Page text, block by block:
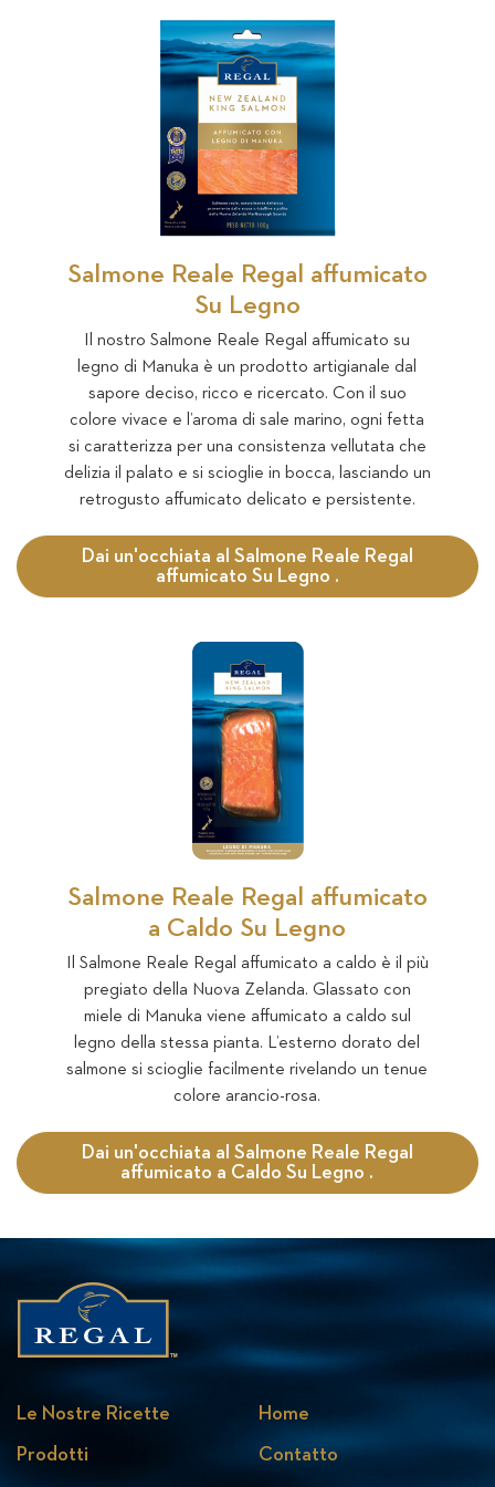
Salmone Reale Regal affumicato
Su Legno
Il nostro Salmone Reale Regal affumicato su
legno di Manuka è un prodotto artigianale dal
sapore deciso, ricco e ricercato. Con il suo
colore vivace e l’aroma di sale marino, ogni fetta
si caratterizza per una consistenza vellutata che
delizia il palato e si scioglie in bocca, lasciando un
retrogusto affumicato delicato e persistente.
Dai un'occhiata al Salmone Reale Regal
affumicato Su Legno .
Salmone Reale Regal affumicato
a Caldo Su Legno
Il Salmone Reale Regal affumicato a caldo è il più
pregiato della Nuova Zelanda. Glassato con
miele di Manuka viene affumicato a caldo sul
legno della stessa pianta. L’esterno dorato del
salmone si scioglie facilmente rivelando un tenue
colore arancio-rosa.
Dai un'occhiata al Salmone Reale Regal
affumicato a Caldo Su Legno .
Le Nostre Ricette
Prodotti
Home
Contatto